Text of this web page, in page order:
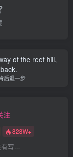
of the reef hill,
后退一步
注
828W+
写...